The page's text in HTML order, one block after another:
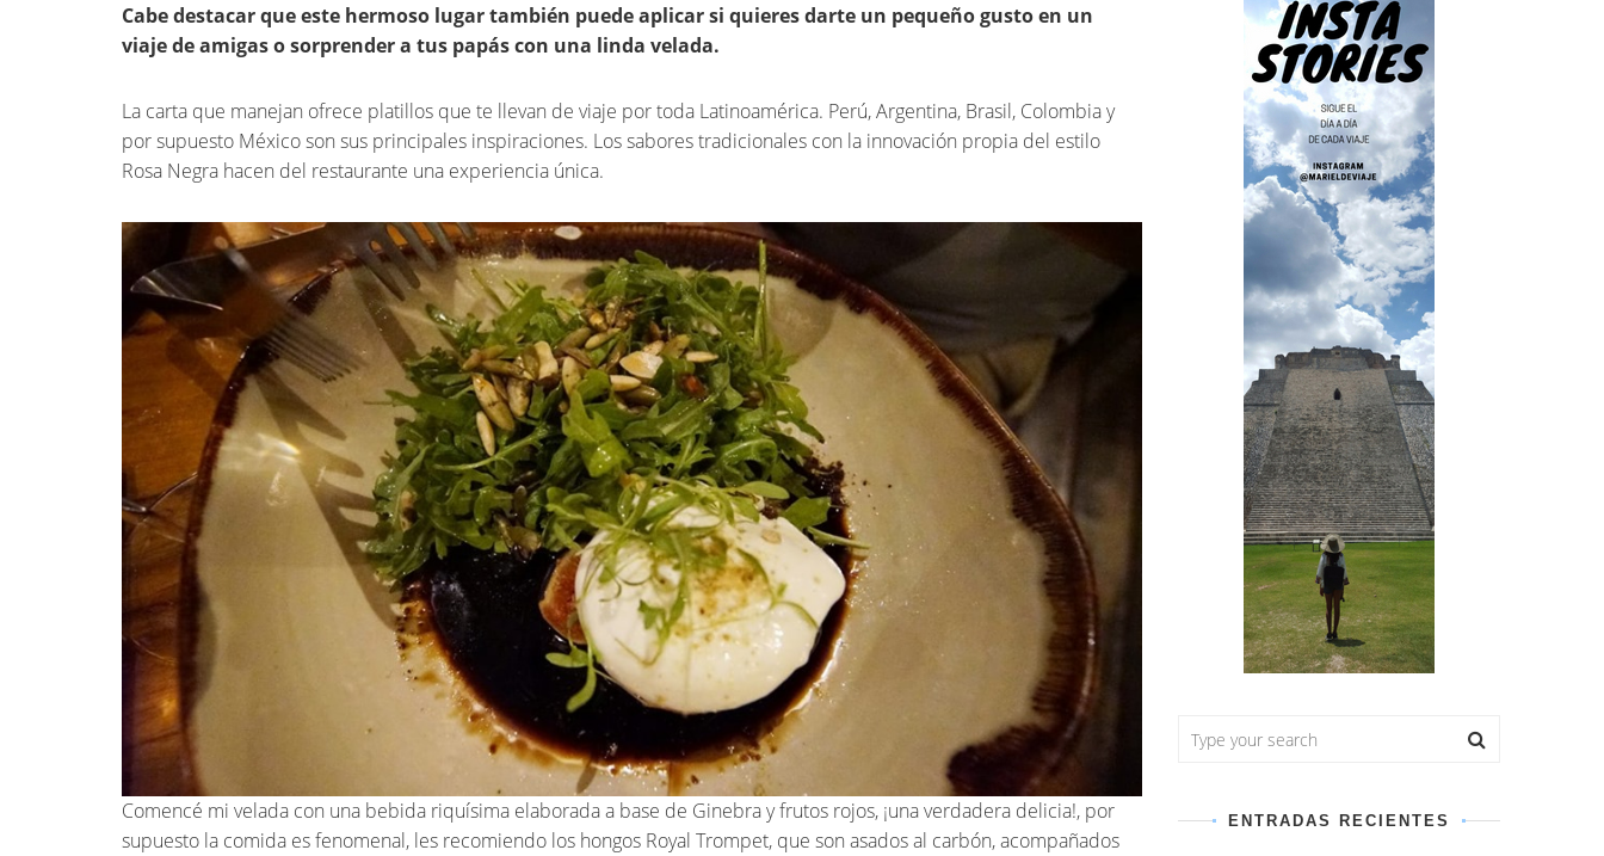
Cabe destacar que este hermoso lugar también puede aplicar si quieres darte un pequeño gusto en un
viaje de amigas o sorprender a tus papás con una linda velada.
La carta que manejan ofrece platillos que te llevan de viaje por toda Latinoamérica. Perú, Argentina, Brasil, Colombia y
por supuesto México son sus principales inspiraciones. Los sabores tradicionales con la innovación propia del estilo
Rosa Negra hacen del restaurante una experiencia única.
Comencé mi velada con una bebida riquísima elaborada a base de Ginebra y frutos rojos, ¡una verdadera delicia!, por
supuesto la comida es fenomenal, les recomiendo los hongos Royal Trompet, que son asados al carbón, acompañados
ENTRADAS RECIENTES